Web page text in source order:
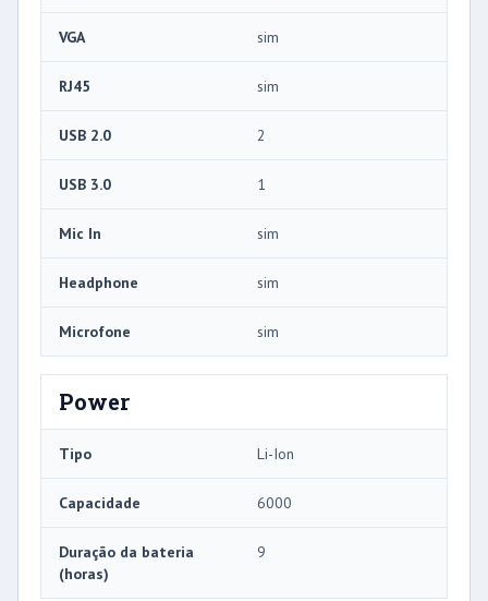
VGA sim
RJ45 sim
USB 2.0 2
USB 3.0 1
Mic In sim
Headphone sim
Microfone sim
Power
Tipo Li-Ion
Capacidade 6000
Duração da bateria
(horas)
9